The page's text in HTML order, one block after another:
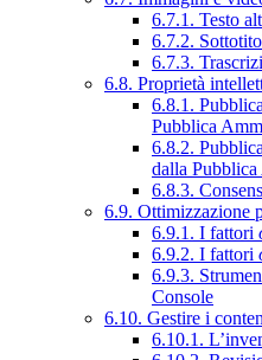
6.7.1. Testo
6.7.2.
6.7.3.
6.8. Proprietà
6.8.1.
Pubblica
6.8.2.
dalla
6.8.3.
6.9. Ottimizzazione
6.9.1. I fattori
6.9.2. I fattori
6.9.3.
Console
6.10. Gestire i
6.10.1.